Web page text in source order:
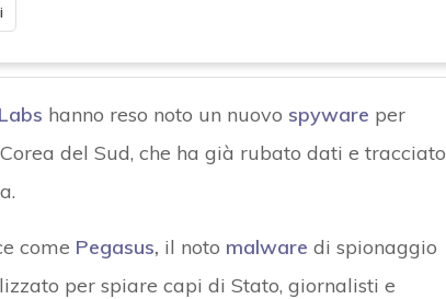
hanno reso noto un nuovo spyware per
del Sud, che ha già rubato dati e tracciato
come Pegasus, il noto malware di spionaggio
per spiare capi di Stato, giornalisti e